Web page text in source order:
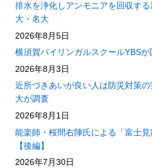
排水を浄化しアンモニアを回収す
大・名大
2026年8月5日
横須賀バイリンガルスクールYBS
2026年8月3日
近所づきあいが良い人は防災対策
大が調査
2026年8月1日
能楽師・桜間右陣氏による「富士
【後編】
2026年7月30日